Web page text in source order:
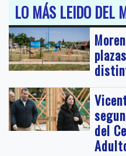
LO MÁS LEIDO DEL
del